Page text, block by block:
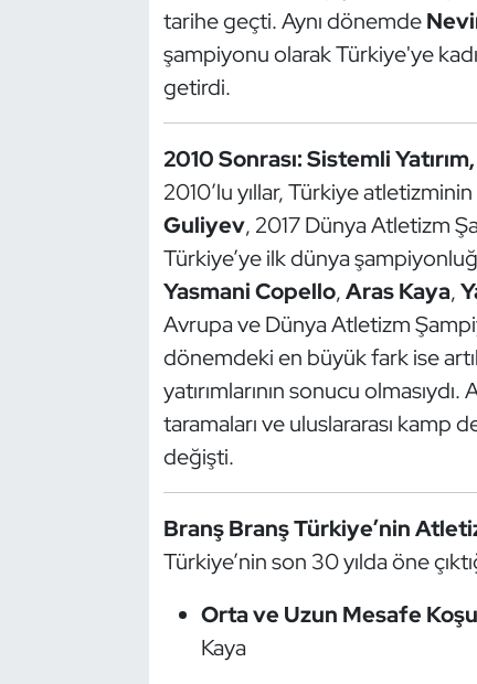
tarihe geçti. Aynı dönemde
şampiyonu olarak Türkiye'ye
getirdi.
2010 Sonrası: Sistemli
2010’lu yıllar, Türkiye
Guliyev, 2017 Dünya Atletizm
Türkiye’ye ilk dünya
Yasmani Copello,Aras Kaya,
Avrupa ve Dünya Atletizm
dönemdeki en büyük fark ise
yatırımlarının sonucu
taramaları ve uluslararası
değişti.
Branş Branş Türkiye’nin
Türkiye’nin son 30 yılda öne
Orta ve Uzun Mesafe
Kaya
İşitme Engelli Sporcular
Kano ve Rafting